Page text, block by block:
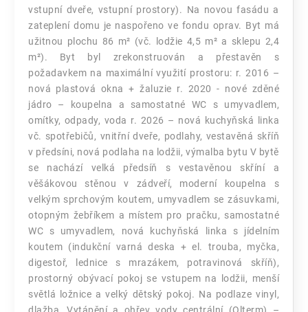
vstupní dveře, vstupní prostory). Na novou fasádu a
zateplení domu je naspořeno ve fondu oprav. Byt má
užitnou plochu 86 m² (vč. lodžie 4,5 m² a sklepu 2,4
m²). Byt byl zrekonstruován a přestavěn s
požadavkem na maximální využití prostoru: r. 2016 –
nová plastová okna + žaluzie r. 2020 - nové zděné
jádro – koupelna a samostatné WC s umyvadlem,
omítky, odpady, voda r. 2026 – nová kuchyňská linka
vč. spotřebičů, vnitřní dveře, podlahy, vestavěná skříň
v předsíni, nová podlaha na lodžii, výmalba bytu V bytě
se nachází velká předsíň s vestavěnou skříní a
věšákovou stěnou v zádveří, moderní koupelna s
velkým sprchovým koutem, umyvadlem se zásuvkami,
otopným žebříkem a místem pro pračku, samostatné
WC s umyvadlem, nová kuchyňská linka s jídelním
koutem (indukční varná deska + el. trouba, myčka,
digestoř, lednice s mrazákem, potravinová skříň),
prostorný obývací pokoj se vstupem na lodžii, menší
světlá ložnice a velký dětský pokoj. Na podlaze vinyl,
dlažba, Vytápění a ohřev vody centrální (Olterm) –